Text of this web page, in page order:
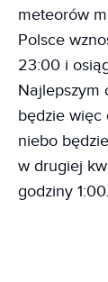
meteorów
Polsce
23:00 i
Najlepszym
będzie więc
niebo
w drugiej
godziny 1:00.